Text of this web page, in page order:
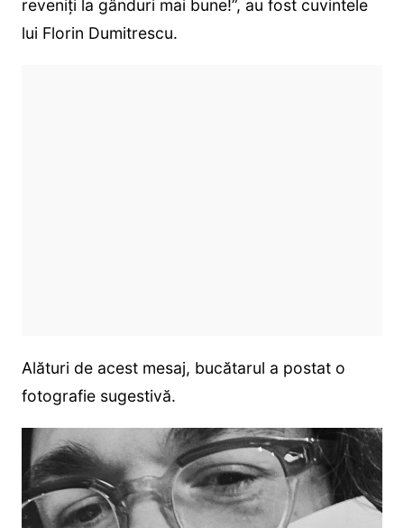
reveniți la gânduri mai bune!”, au fost cuvintele
lui Florin Dumitrescu.
Alături de acest mesaj, bucătarul a postat o
fotografie sugestivă.